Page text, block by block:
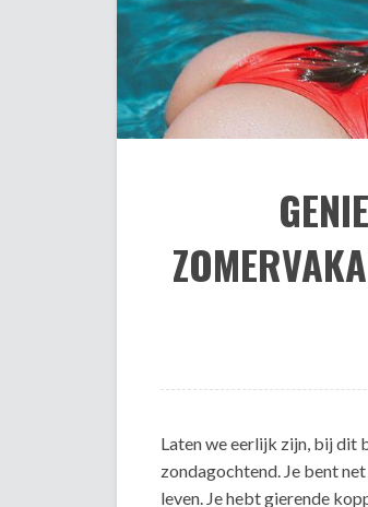
Laten we eerlijk zijn, bij dit
zondagochtend. Je bent
leven. Je hebt gierende